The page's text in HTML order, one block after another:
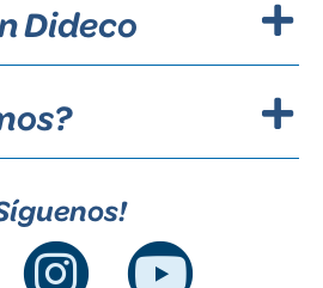
Dideco